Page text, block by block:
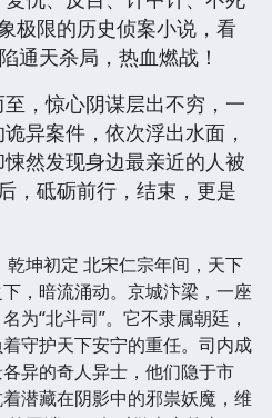
作品，再现大神惊人笔
将热映。
中国古装版《神盾局特
仇、反目、计中计、不死
极限的历史侦案小说，看
通天杀局，热血燃战！
至，惊心阴谋层出不穷，一
异案件，依次浮出水面，
然发现身边最亲近的人被
，砥砺前行，结束，更是